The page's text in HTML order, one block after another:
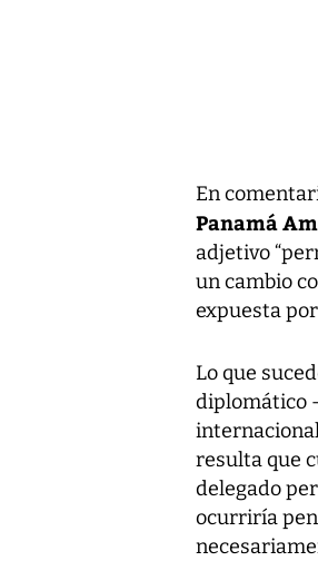
En
Panamá
adjetivo
un cambio
expuesta
Lo que
diplomático
resulta que
delegado
ocurriría